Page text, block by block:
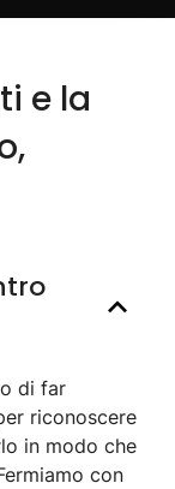
e la
di far
riconoscere
in modo che
con